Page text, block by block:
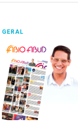
GERAL